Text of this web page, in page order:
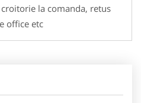
la comanda, retus
office etc